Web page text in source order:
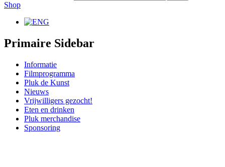
Shop
Primaire Sidebar
Informatie
Filmprogramma
Pluk de Kunst
Nieuws
Vrijwilligers gezocht!
Eten en drinken
Pluk merchandise
Sponsoring